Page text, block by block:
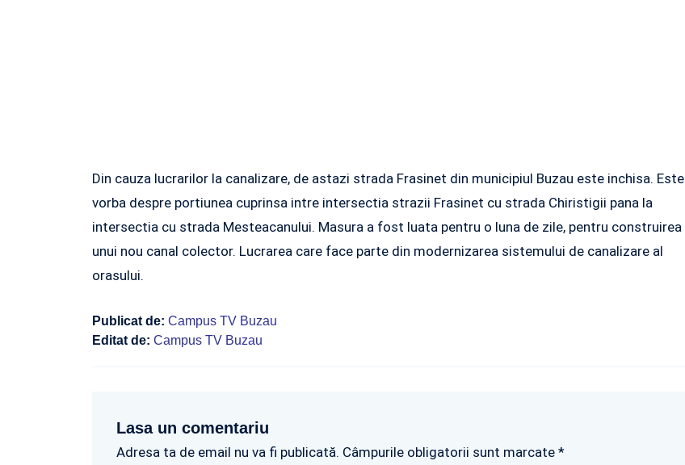
Din cauza lucrarilor la canalizare, de astazi strada Frasinet din municipiul Buzau este inchisa. Este
vorba despre portiunea cuprinsa intre intersectia strazii Frasinet cu strada Chiristigii pana la
intersectia cu strada Mesteacanului. Masura a fost luata pentru o luna de zile, pentru construirea
unui nou canal colector. Lucrarea care face parte din modernizarea sistemului de canalizare al
orasului.
Publicat de: Campus TV Buzau
Editat de: Campus TV Buzau
Lasa un comentariu
Adresa ta de email nu va fi publicată. Câmpurile obligatorii sunt marcate *